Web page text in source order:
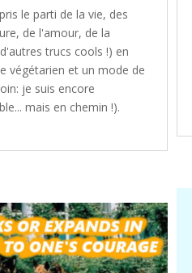
le parti de la vie, des
de l'amour, de la
trucs cools !) en
végétarien et un mode de
je suis encore
mais en chemin !).